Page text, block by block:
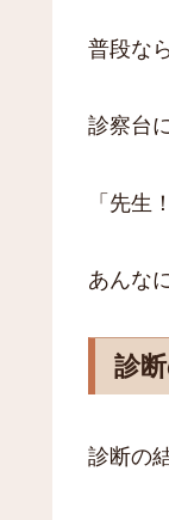
普段な
診察台
「先生
あんな
診
診断の